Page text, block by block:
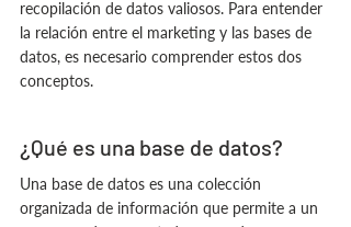
recopilación de datos valiosos. Para entender
la relación entre el marketing y las bases de
datos, es necesario comprender estos dos
conceptos.
¿Qué es una base de datos?
Una base de datos es una colección
organizada de información que permite a un